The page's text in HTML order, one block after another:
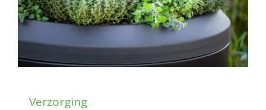
Verzorging